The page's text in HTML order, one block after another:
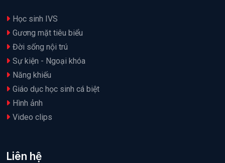
Học sinh IVS
Gương mặt tiêu biểu
Đời sống nội trú
Sự kiện - Ngoại khóa
Năng khiếu
Giáo dục học sinh cá biệt
Hình ảnh
Video clips
Liên hệ